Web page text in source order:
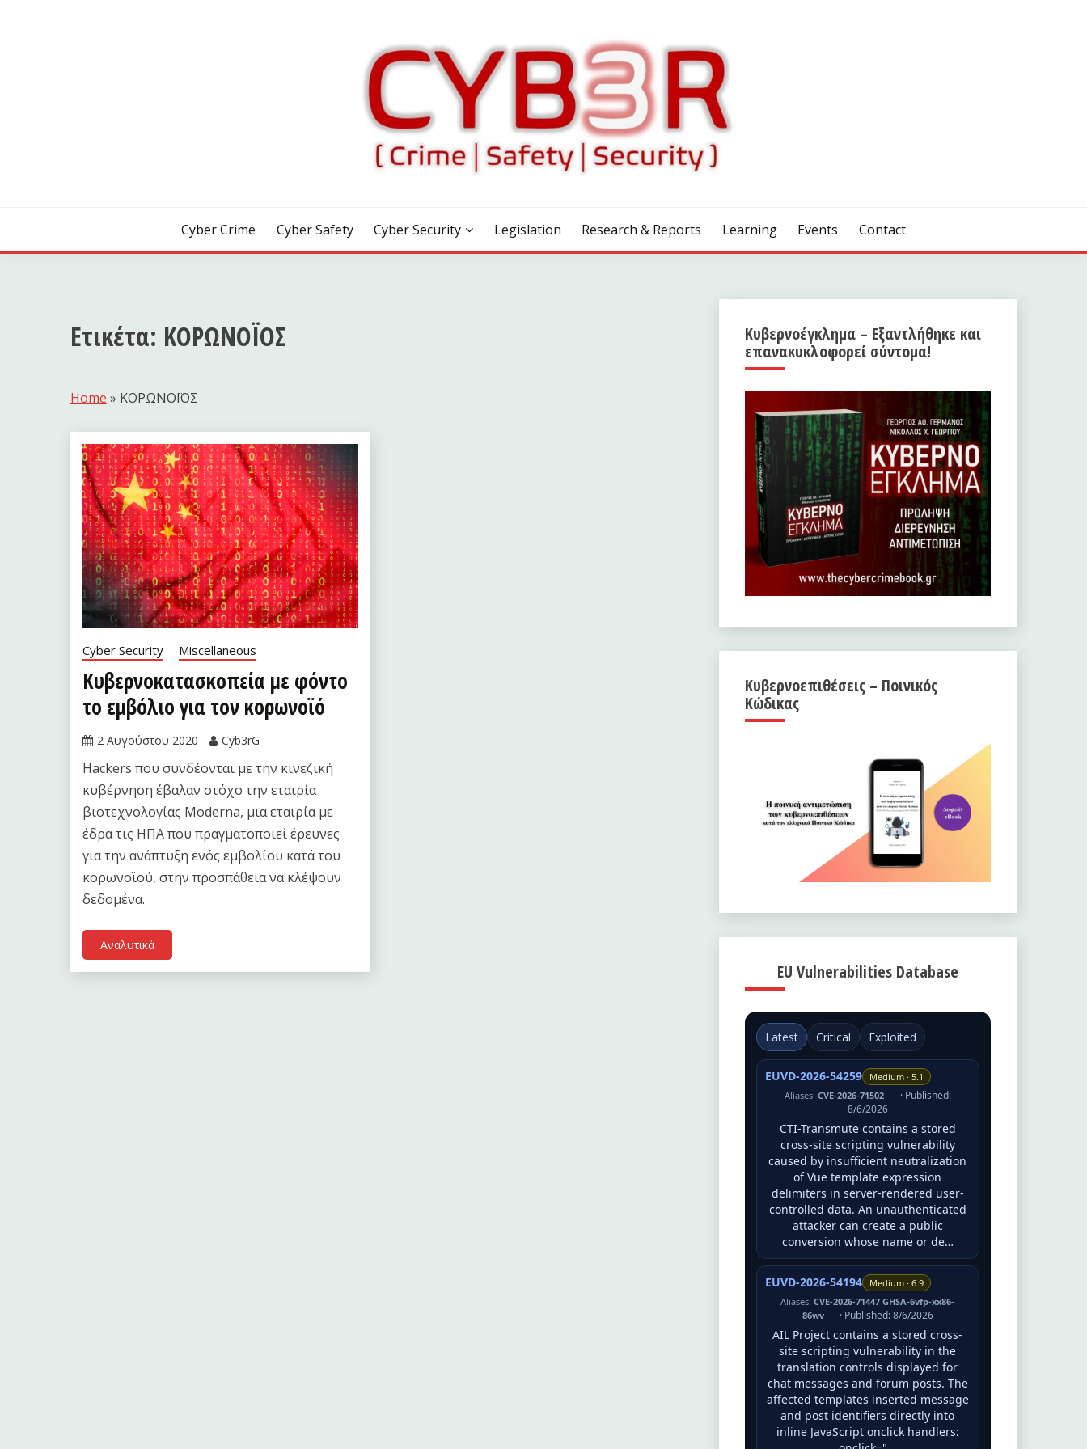
Cyber Crime Cyber Safety Cyber Security Legislation Research & Reports Learning Events Contact
Ετικέτα: ΚΟΡΩΝΟΪΟΣ
Home » ΚΟΡΩΝΟΪΟΣ
Cyber Security Miscellaneous
Κυβερνοκατασκοπεία με φόντο
το εμβόλιο για τον κορωνοϊό
2 Αυγούστου 2020 Cyb3rG
Hackers που συνδέονται με την κινεζική
κυβέρνηση έβαλαν στόχο την εταιρία
βιοτεχνολογίας Moderna, μια εταιρία με
έδρα τις ΗΠΑ που πραγματοποιεί έρευνες
για την ανάπτυξη ενός εμβολίου κατά του
κορωνοϊού, στην προσπάθεια να κλέψουν
δεδομένα.
Αναλυτικά
Κυβερνοέγκλημα – Εξαντλήθηκε και
επανακυκλοφορεί σύντομα!
Κυβερνοεπιθέσεις – Ποινικός
Κώδικας
EU Vulnerabilities Database
Latest Critical Exploited
EUVD-2026-54259
Medium · 5.1
Aliases:CVE-2026-71502
· Published:
8/6/2026
CTI-Transmute contains a stored
cross-site scripting vulnerability
caused by insufficient neutralization
of Vue template expression
delimiters in server-rendered user-
controlled data. An unauthenticated
attacker can create a public
conversion whose name or de…
EUVD-2026-54194
Medium · 6.9
Aliases:CVE-2026-71447 GHSA-6vfp-xx86-
86wv
· Published: 8/6/2026
AIL Project contains a stored cross-
site scripting vulnerability in the
translation controls displayed for
chat messages and forum posts. The
affected templates inserted message
and post identifiers directly into
inline JavaScript onclick handlers: